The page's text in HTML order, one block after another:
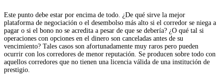
Este punto debe estar por encima de todo. ¿De qué sirve la mejor
plataforma de negociación o el desembolso más alto si el corredor se niega a
pagar o si el bono no se acredita a pesar de que se debería? ¿O qué tal si
operaciones con opciones en el dinero son canceladas antes de su
vencimiento? Tales casos son afortunadamente muy raros pero pueden
ocurrir con los corredores de menor reputación. Se producen sobre todo con
aquellos corredores que no tienen una licencia válida de una institución de
prestigio.